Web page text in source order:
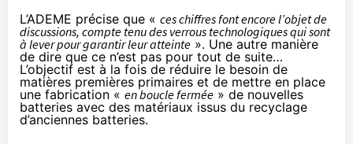
L’ADEME précise que « ces chiffres font encore l’objet de
discussions, compte tenu des verrous technologiques qui sont
à lever pour garantir leur atteinte ». Une autre manière
de dire que ce n’est pas pour tout de suite…
L’objectif est à la fois de réduire le besoin de
matières premières primaires et de mettre en place
une fabrication « en boucle fermée » de nouvelles
batteries avec des matériaux issus du recyclage
d’anciennes batteries.